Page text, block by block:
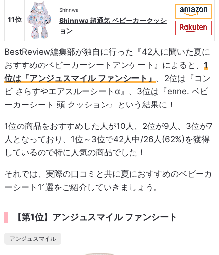
11位
Shinnwa
Shinnwa 超通気 ベビーカークッシ
ョン
BestReview編集部が独自に行った『42人に聞いた夏に
おすすめのベビーカーシートアンケート』によると、 1
位は『アンジュスマイル ファンシート』 、2位は『コン
ビ さらすやエアスルーシートα』、3位は『enne. ベビ
ーカーシート 頭 クッション』という結果に！
1位の商品をおすすめした人が10人、2位が9人、3位が7
人となっており、1位～3位で42人中/26人(62%)を獲得
しているので特に人気の商品でした！
それでは、実際の口コミと共に夏におすすめのベビーカ
ーシート11選をご紹介していきましょう。
【第1位】アンジュスマイル ファンシート
アンジュスマイル